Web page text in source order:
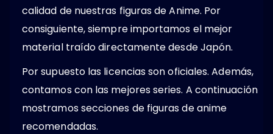
calidad de nuestras figuras de Anime. Por
consiguiente, siempre importamos el mejor
material traído directamente desde Japón.
Por supuesto las licencias son oficiales. Además,
contamos con las mejores series. A continuación
mostramos secciones de figuras de anime
recomendadas.